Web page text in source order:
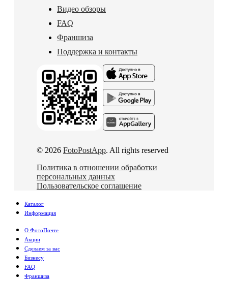
Видео обзоры
FAQ
Франшиза
Поддержка и контакты
© 2026 FotoPostApp. All rights reserved
Политика в отношении обработки
персональных данных
Пользовательское соглашение
Каталог
Информация
О ФотоПочте
Акции
Сделаем за вас
Бизнесу
FAQ
Франшиза